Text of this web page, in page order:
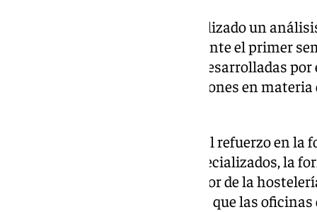
Durante el encuentro, se ha realizado un
registrados en la provincia durante el primer
han evaluado las actuaciones desarrolladas
con especial atención a las acciones en
Entre estas medidas destacan el refuerzo en
herramientas a los fiscales especializados, la
dirigida a profesionales del sector de la
específica a farmacéuticos para que las